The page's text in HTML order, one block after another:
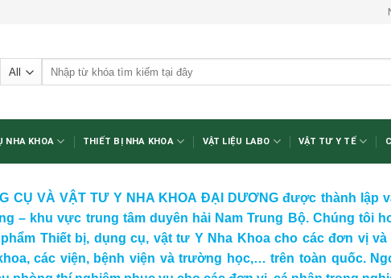
kiếm:
NHA KHOA THIẾT BỊ NHA KHOA VẬT LIỆU LABO VẬT TƯ Y TẾ
CỤ VÀ VẬT TƯ Y NHA KHOA ĐẠI DƯƠNG được thành lập
– khu vực trung tâm duyên hải Nam Trung Bộ. Chúng tôi
Thiết bị, dụng cụ, vật tư Y Nha Khoa cho các đơn vị
các viện, bệnh viện và trường học,… trên toàn quốc.